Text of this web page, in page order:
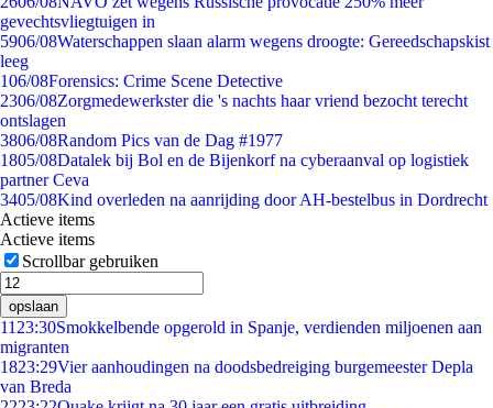
gevechtsvliegtuigen in
5906/08Waterschappen slaan alarm wegens droogte: Gereedschapskist
leeg
106/08Forensics: Crime Scene Detective
2306/08Zorgmedewerkster die 's nachts haar vriend bezocht terecht
ontslagen
3806/08Random Pics van de Dag #1977
1805/08Datalek bij Bol en de Bijenkorf na cyberaanval op logistiek
partner Ceva
3405/08Kind overleden na aanrijding door AH-bestelbus in Dordrecht
Actieve items
Actieve items
Scrollbar gebruiken
opslaan
11 23:30Smokkelbende opgerold in Spanje, verdienden miljoenen aan
migranten
1823:29Vier aanhoudingen na doodsbedreiging burgemeester Depla
van Breda